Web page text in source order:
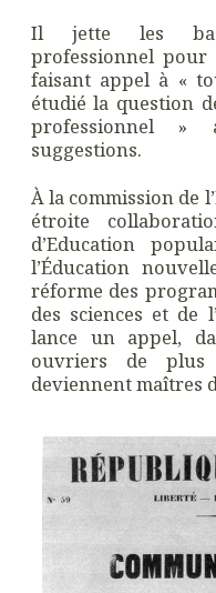
Il jette les
professionnel
faisant appel à «
étudié la question
professionnel
suggestions.
À la commission de
étroite
d’Education
l’Éducation
réforme des
des sciences et de
lance un appel,
ouvriers de
deviennent maîtres